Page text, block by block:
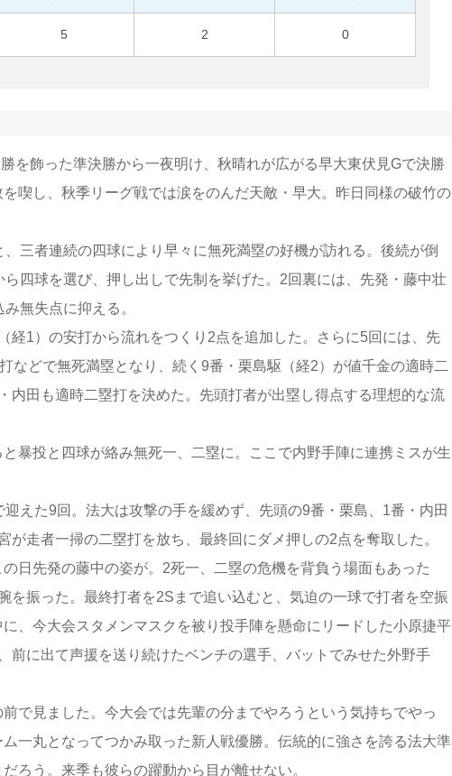
5 2 0
を飾った準決勝から一夜明け、秋晴れが広がる早大東伏見Gで決勝
喫し、秋季リーグ戦では涙をのんだ天敵・早大。昨日同様の破竹の
三者連続の四球により早々に無死満塁の好機が訪れる。後続が倒
四球を選び、押し出しで先制を挙げた。2回裏には、先発・藤中壮
無失点に抑える。
経1）の安打から流れをつくり2点を追加した。さらに5回には、先
などで無死満塁となり、続く9番・栗島駆（経2）が値千金の適時二
内田も適時二塁打を決めた。先頭打者が出塁し得点する理想的な流
暴投と四球が絡み無死一、二塁に。ここで内野手陣に連携ミスが生
えた9回。法大は攻撃の手を緩めず、先頭の9番・栗島、1番・内田
走者一掃の二塁打を放ち、最終回にダメ押しの2点を奪取した。
日先発の藤中の姿が。2死一、二塁の危機を背負う場面もあった
を振った。最終打者を2Sまで追い込むと、気迫の一球で打者を空振
、今大会スタメンマスクを被り投手陣を懸命にリードした小原捷平
前に出て声援を送り続けたベンチの選手、バットでみせた外野手
で見ました。今大会では先輩の分までやろうという気持ちでやっ
一丸となってつかみ取った新人戦優勝。伝統的に強さを誇る法大準
ろう。来季も彼らの躍動から目が離せない。